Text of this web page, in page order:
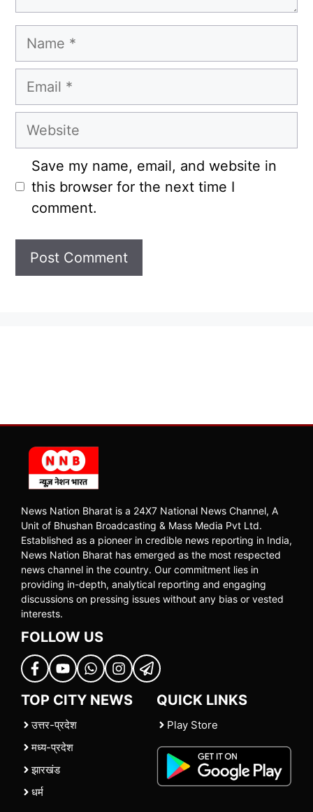
Name
Email
Website
Save my name, email, and website in
this browser for the next time I
comment.
News Nation Bharat is a 24X7 National News Channel, A
Unit of Bhushan Broadcasting & Mass Media Pvt Ltd.
Established as a pioneer in credible news reporting in India,
News Nation Bharat has emerged as the most respected
news channel in the country. Our commitment lies in
providing in-depth, analytical reporting and engaging
discussions on pressing issues without any bias or vested
interests.
FOLLOW US
TOP CITY NEWS
उत्तर-प्रदेश
मध्य-प्रदेश
झारखंड
धर्म
QUICK LINKS
Play Store